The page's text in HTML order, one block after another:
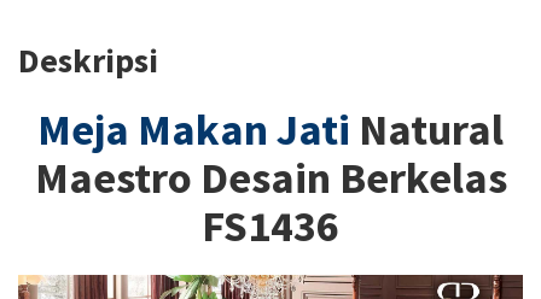
Deskripsi
Meja Makan Jati Natural
Maestro Desain Berkelas
FS1436